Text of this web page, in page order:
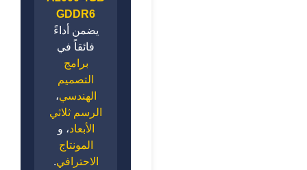
GDDR6
يضمن أداءً
فائقاً في
برامج
التصميم
الهندسي،
الرسم ثلاثي
الأبعاد، و
المونتاج
الاحترافي.